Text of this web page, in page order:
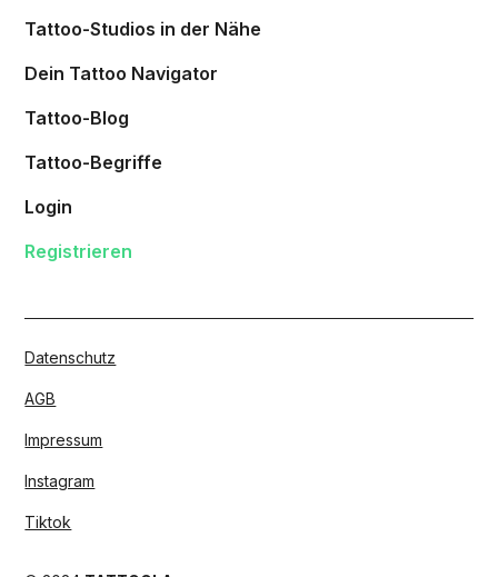
Tattoo-Studios in der Nähe
Dein Tattoo Navigator
Tattoo-Blog
Tattoo-Begriffe
Login
Registrieren
Datenschutz
AGB
Impressum
Instagram
Tiktok